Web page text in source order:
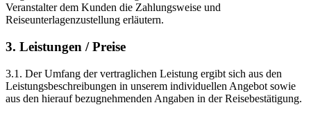
Veranstalter dem Kunden die Zahlungsweise und
Reiseunterlagenzustellung erläutern.
3. Leistungen / Preise
3.1. Der Umfang der vertraglichen Leistung ergibt sich aus den
Leistungsbeschreibungen in unserem individuellen Angebot sowie
aus den hierauf bezugnehmenden Angaben in der Reisebestätigung.